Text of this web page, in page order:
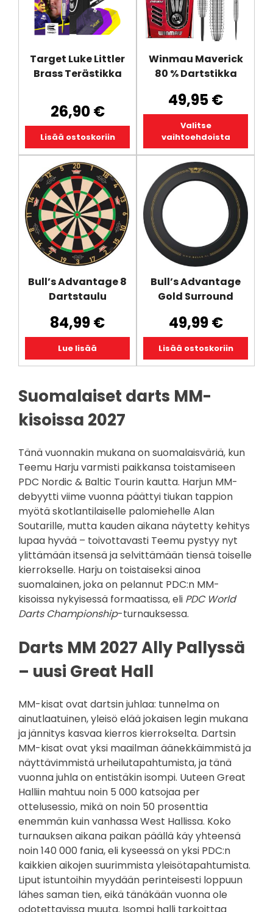
Target Luke Littler
Brass Terästikka
26,90€
Lisää ostoskoriin
Winmau Maverick
80 % Dartstikka
49,95€
Valitse
vaihtoehdoista
muunnelma.
Voit
tehdä
tuotteen
sivulla.
Bull’s Advantage 8
Dartstaulu
84,99€
Lue lisää
Bull’s Advantage
Gold Surround
49,99€
Lisää ostoskoriin
Suomalaiset darts MM-
kisoissa 2027
Tänä vuonnakin mukana on suomalaisväriä, kun
Teemu Harju varmisti paikkansa toistamiseen
PDC Nordic & Baltic Tourin kautta. Harjun MM-
debyytti viime vuonna päättyi tiukan tappion
myötä skotlantilaiselle palomiehelle Alan
Soutarille, mutta kauden aikana näytetty kehitys
lupaa hyvää – toivottavasti Teemu pystyy nyt
ylittämään itsensä ja selvittämään tiensä toiselle
kierrokselle. Harju on toistaiseksi ainoa
suomalainen, joka on pelannut PDC:n MM-
kisoissa nykyisessä formaatissa, eli PDC World
Darts Championship-turnauksessa.
Darts MM 2027 Ally Pallyssä
– uusi Great Hall
MM-kisat ovat dartsin juhlaa: tunnelma on
ainutlaatuinen, yleisö elää jokaisen legin mukana
ja jännitys kasvaa kierros kierrokselta. Dartsin
MM-kisat ovat yksi maailman äänekkäimmistä ja
näyttävimmistä urheilutapahtumista, ja tänä
vuonna juhla on entistäkin isompi. Uuteen Great
Halliin mahtuu noin 5 000 katsojaa per
ottelusessio, mikä on noin 50 prosenttia
enemmän kuin vanhassa West Hallissa. Koko
turnauksen aikana paikan päällä käy yhteensä
noin 140 000 fania, eli kyseessä on yksi PDC:n
kaikkien aikojen suurimmista yleisötapahtumista.
Liput istuntoihin myydään perinteisesti loppuun
lähes saman tien, eikä tänäkään vuonna ole
odotettavissa muuta. Isompi halli tarkoittaa